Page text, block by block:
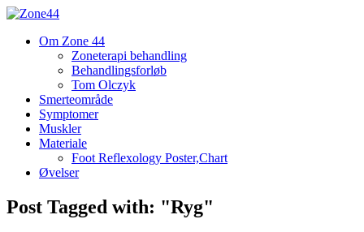
Om Zone 44
Zoneterapi behandling
Behandlingsforløb
Tom Olczyk
Smerteområde
Symptomer
Muskler
Materiale
Foot Reflexology Poster,Chart
Øvelser
Post Tagged with: "Ryg"